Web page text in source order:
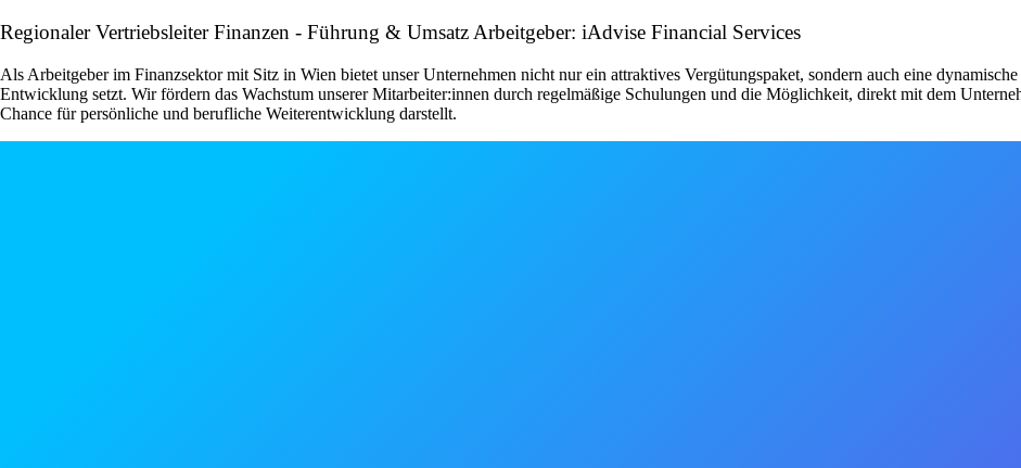
Regionaler Vertriebsleiter Finanzen - Führung & Umsatz Arbeitgeber: iAdvise Financial Services
Als Arbeitgeber im Finanzsektor mit Sitz in Wien bietet unser Unternehmen nicht nur ein attraktives Vergütungspaket, sondern auch eine
Entwicklung setzt. Wir fördern das Wachstum unserer Mitarbeiter:innen durch regelmäßige Schulungen und die Möglichkeit, direkt mit dem
Chance für persönliche und berufliche Weiterentwicklung darstellt.